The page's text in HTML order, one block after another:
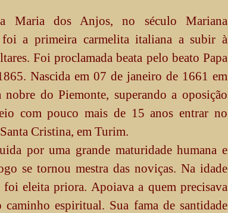
Maria dos Anjos, no século Mariana
foi a primeira carmelita italiana a subir à
Foi proclamada beata pelo beato Papa
Nascida em 07 de janeiro de 1661 em
do Piemonte, superando a oposição
com pouco mais de 15 anos entrar no
Cristina, em Turim.
por uma grande maturidade humana e
se tornou mestra das noviças. Na idade
foi eleita priora. Apoiava a quem precisava
caminho espiritual. Sua fama de santidade